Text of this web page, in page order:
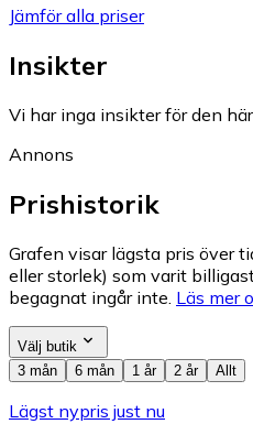
Jämför alla priser
Insikter
Vi har inga insikter för den
Annons
Prishistorik
Grafen visar lägsta pris över
eller storlek) som varit
begagnat ingår inte. Läs mer
Välj butik
3 mån
6 mån 1 år 2 år Allt
Lägst nypris just nu